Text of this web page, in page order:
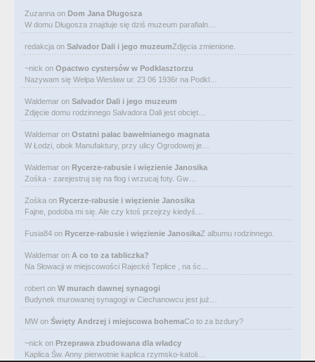
Zuzanna on Dom Jana Długosza
W domu Długosza znajduje się dziś muzeum parafialn…
redakcja on Salvador Dali i jego muzeumZdjęcia zmienione.
~nick on Opactwo cystersów w Podklasztorzu
Nazywam się Wełpa Wiesław ur. 23 06 1936r na Podkl…
Waldemar on Salvador Dali i jego muzeum
Zdjęcie domu rodzinnego Salvadora Dali jest obcięt…
Waldemar on Ostatni pałac bawełnianego magnata
W Łodzi, obok Manufaktury, przy ulicy Ogrodowej je…
Waldemar on Rycerze-rabusie i więzienie Janosika
Zośka - zarejestruj się na flog i wrzucaj foty. Gw…
Zośka on Rycerze-rabusie i więzienie Janosika
Fajne, podoba mi się. Ale czy ktoś przejrzy kiedyś…
Fusia84 on Rycerze-rabusie i więzienie JanosikaZ albumu rodzinnego.
Waldemar on A co to za tabliczka?
Na Słowacji w miejscowości Rajecké Teplice , na śc…
robert on W murach dawnej synagogi
Budynek murowanej synagogi w Ciechanowcu jest już…
MW on Święty Andrzej i miejscowa bohemaCo to za bzdury?
~nick on Przeprawa zbudowana dla władcy
Kaplica Św. Anny pierwotnie kaplica rzymsko-katoli…